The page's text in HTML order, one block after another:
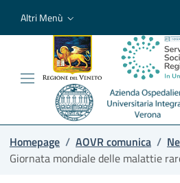
Altri Menù
Homepage / AOVR comunica /
Giornata mondiale delle malattie